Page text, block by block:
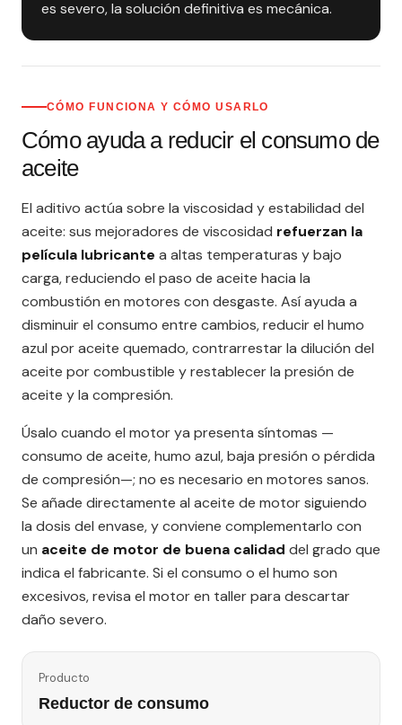
es severo, la solución definitiva es mecánica.
CÓMO FUNCIONA Y CÓMO USARLO
Cómo ayuda a reducir el consumo de
aceite
El aditivo actúa sobre la viscosidad y estabilidad del
aceite: sus mejoradores de viscosidad refuerzan la
película lubricante a altas temperaturas y bajo
carga, reduciendo el paso de aceite hacia la
combustión en motores con desgaste. Así ayuda a
disminuir el consumo entre cambios, reducir el humo
azul por aceite quemado, contrarrestar la dilución del
aceite por combustible y restablecer la presión de
aceite y la compresión.
Úsalo cuando el motor ya presenta síntomas —
consumo de aceite, humo azul, baja presión o pérdida
de compresión—; no es necesario en motores sanos.
Se añade directamente al aceite de motor siguiendo
la dosis del envase, y conviene complementarlo con
un aceite de motor de buena calidad del grado que
indica el fabricante. Si el consumo o el humo son
excesivos, revisa el motor en taller para descartar
daño severo.
Producto
Reductor de consumo